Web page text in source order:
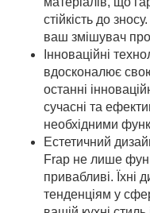
стійкість до
ваш змішувач
Інноваційні
вдосконалює
останні
сучасні та
необхідними
Естетичний
Frap не лише
привабливі. Їхні
тенденціям у